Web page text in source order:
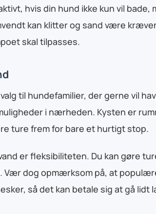
hvis din hund ikke kun vil bade,
kan klitter og sand være
skal tilpasses.
til hundefamilier, der gerne vil
i nærheden. Kysten er
ture frem for bare et hurtigt stop.
er fleksibiliteten. Du kan gøre
Vær dog opmærksom på, at
så det kan betale sig at gå lidt